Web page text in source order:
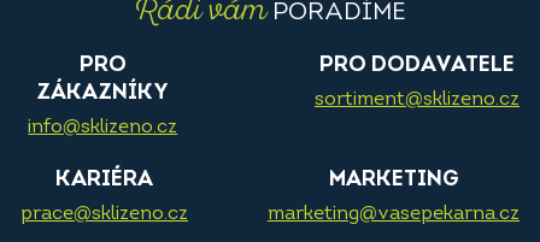
Rádi vámPORADÍME
PRO
ZÁKAZNÍKY
info@sklizeno.cz
PRO DODAVATELE
sortiment@sklizeno.cz
KARIÉRA
prace@sklizeno.cz
MARKETING
marketing@vasepekarna.cz